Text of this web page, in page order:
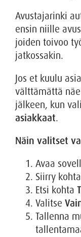
Avustajarinki
ensin niille
joiden toivoo
jatkossakin.
Jos et kuulu
välttämättä
jälkeen, kun
asiakkaat.
Näin valitset
Avaa
Siirry
Etsi kohta
Valitse
Tallenna